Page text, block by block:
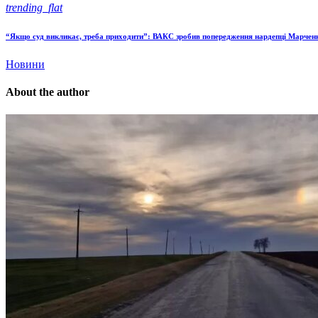
trending_flat
“Якщо суд викликає, треба приходити”: ВАКС зробив попередження нардепці
Новини
About the author